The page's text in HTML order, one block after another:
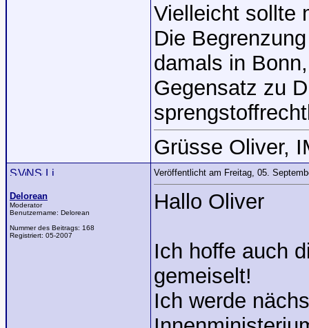
Vielleicht sollte
Die
damals in
Gegensatz zu
Grüsse Oliver,
Delorean
Moderator
Benutzername: Delorean
Nummer des Beitrags: 168
Registriert: 05-2007
Veröffentlicht am Freitag, 05.
Hallo Oliver
Ich hoffe auch
gemeiselt!
Ich werde